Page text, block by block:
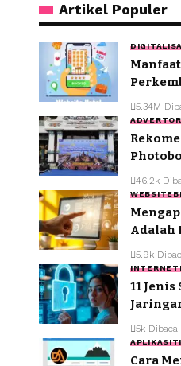
Artikel Populer
5.34M
46.2k
WEBSITE
Adalah
5.9k
INTERNET
11
5k Dibaca
APLIKASI
Cara